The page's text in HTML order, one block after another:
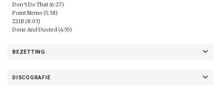
Don’t Do That (6:27)
Point Nemo (5:38)
221B (8:03)
Done And Dusted (4:55)
BEZETTING
DISCOGRAFIE